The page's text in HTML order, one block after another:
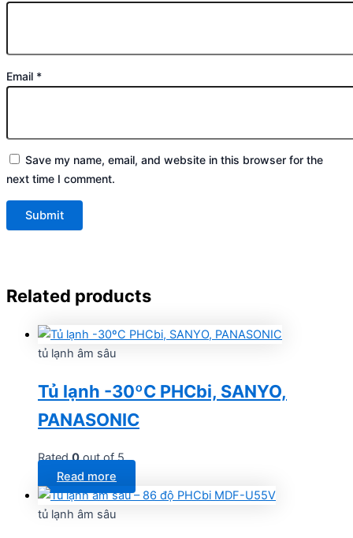
Email *
Save my name, email, and website in this browser for the
next time I comment.
Related products
tủ lạnh âm sâu
Tủ lạnh -30ºC PHCbi, SANYO,
PANASONIC
Rated0out of 5
Read more
tủ lạnh âm sâu